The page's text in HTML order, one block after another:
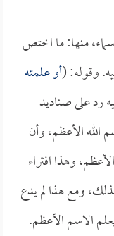
منها: ما اختص
وقوله: (أو علمته
رد على صناديد
الله الأعظم، وأن
وهذا افتراء
ومع هذا لم يدع
الاسم الأعظم.